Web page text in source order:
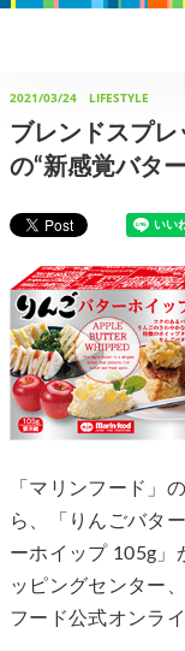
2021/03/24 LIFESTYLE
ブレンドスプ
の“新感覚バタ
「マリンフード」
ら、「りんごバタ
ーホイップ 105g」
ッピングセンター
フード公式オンラ